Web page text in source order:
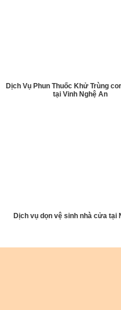
Dịch Vụ Phun Thuốc Khử Trùng
tại Vinh Nghệ An
Dịch vụ dọn vệ sinh nhà cửa tại